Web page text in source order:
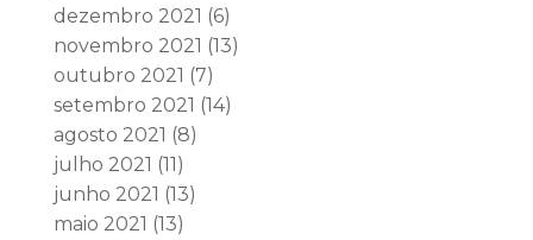
dezembro 2021 (6)
novembro 2021 (13)
outubro 2021 (7)
setembro 2021 (14)
agosto 2021 (8)
julho 2021 (11)
junho 2021 (13)
maio 2021 (13)